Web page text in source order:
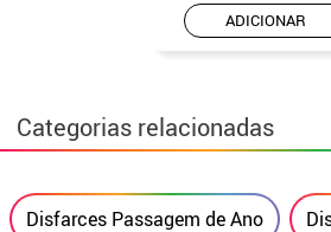
ADICIONAR
Categorias relacionadas
Disfarces Passagem de Ano